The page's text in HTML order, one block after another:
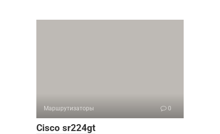
Маршрутизаторы 0
Cisco sr224gt